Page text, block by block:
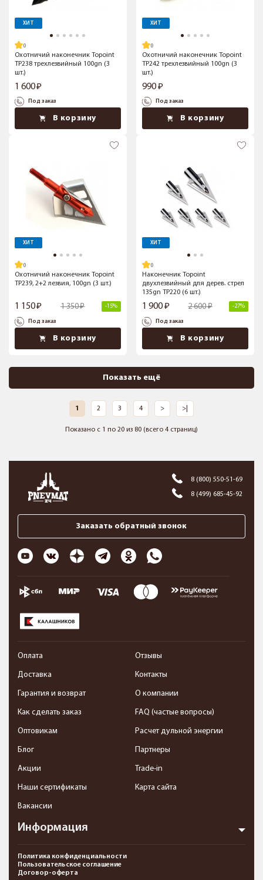
ХИТ
Охотничий наконечник Topoint
TP238 трехлезвийный 100gn (3
шт.)
1 600
Под заказ
В корзину
ХИТ
Охотничий наконечник Topoint
TP242 трехлезвийный 100gn (3
шт.)
990
Под заказ
В корзину
ХИТ
Охотничий наконечник Topoint
TP239, 2+2 лезвия, 100gn (3 шт.)
1 150 1 350 -15%
Под заказ
В корзину
ХИТ
Наконечник Topoint
двухлезвийный для дерев. стрел
135gn TP220 (6 шт.)
1 900 2 600 -27%
Под заказ
В корзину
Показать ещё
1 2 3 4 > >|
Показано с 1 по 20 из 80 (всего 4 страниц)
8 (800) 550-51-69
8 (499) 685-45-92
Заказать обратный звонок
Информация
Оплата
Доставка
Гарантия и возврат
Как сделать заказ
Оптовикам
Блог
Акции
Наши сертификаты
Вакансии
Отзывы
Контакты
О компании
FAQ (частые вопросы)
Расчет дульной энергии
Партнеры
Trade-in
Карта сайта
Политика конфиденциальности
Пользовательское соглашение
Договор-оферта